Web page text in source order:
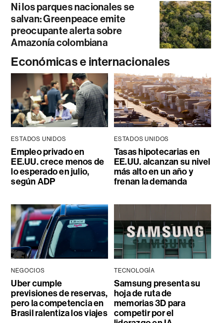
Ni los parques nacionales se
salvan: Greenpeace emite
preocupante alerta sobre
Amazonía colombiana
Económicas e internacionales
ESTADOS UNIDOS
Empleo privado en
EE.UU. crece menos de
lo esperado en julio,
según ADP
ESTADOS UNIDOS
Tasas hipotecarias en
EE.UU. alcanzan su nivel
más alto en un año y
frenan la demanda
NEGOCIOS
Uber cumple
previsiones de reservas,
pero la competencia en
Brasil ralentiza los viajes
TECNOLOGÍA
Samsung presenta su
hoja de ruta de
memorias 3D para
competir por el